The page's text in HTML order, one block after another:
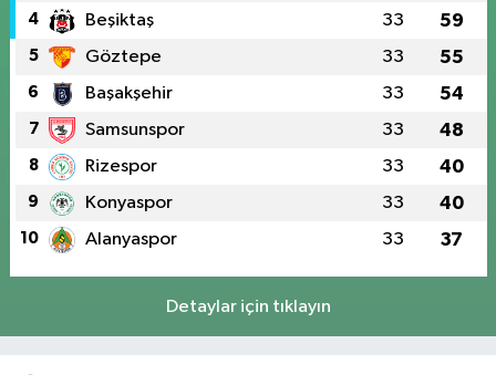
4 Beşiktaş 33 59
5 Göztepe 33 55
6 Başakşehir 33 54
7 Samsunspor 33 48
8 Rizespor 33 40
9 Konyaspor 33 40
10 Alanyaspor 33 37
Detaylar için tıklayın